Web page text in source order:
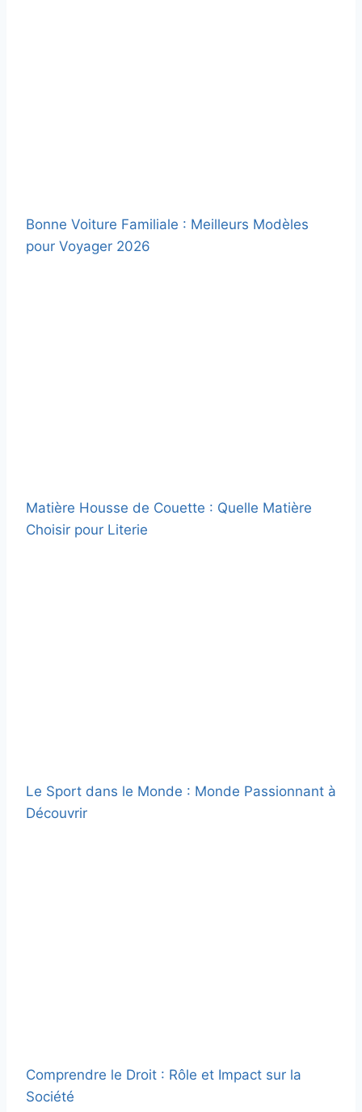
Bonne Voiture Familiale : Meilleurs Modèles
pour Voyager 2026
Matière Housse de Couette : Quelle Matière
Choisir pour Literie
Le Sport dans le Monde : Monde Passionnant à
Découvrir
Comprendre le Droit : Rôle et Impact sur la
Société